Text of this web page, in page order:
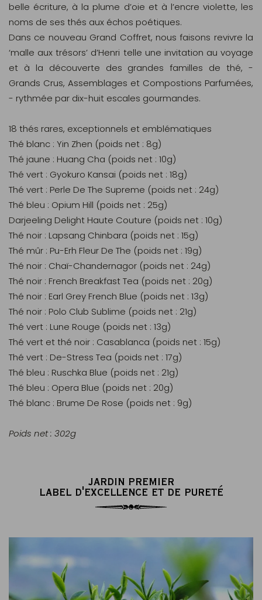
belle écriture, à la plume d’oie et à l’encre violette, les
noms de ses thés aux échos poétiques.
Dans ce nouveau Grand Coffret, nous faisons revivre la
‘malle aux trésors’ d’Henri telle une invitation au voyage
et à la découverte des grandes familles de thé, -
Grands Crus, Assemblages et Compostions Parfumées,
- rythmée par dix-huit escales gourmandes.
18 thés rares, exceptionnels et emblématiques
Thé blanc : Yin Zhen (poids net : 8g)
Thé jaune : Huang Cha (poids net : 10g)
Thé vert : Gyokuro Kansai (poids net : 18g)
Thé vert : Perle De The Supreme (poids net : 24g)
Thé bleu : Opium Hill (poids net : 25g)
Darjeeling Delight Haute Couture (poids net : 10g)
Thé noir : Lapsang Chinbara (poids net : 15g)
Thé mûr : Pu-Erh Fleur De The (poids net : 19g)
Thé noir : Chaï-Chandernagor (poids net : 24g)
Thé noir : French Breakfast Tea (poids net : 20g)
Thé noir : Earl Grey French Blue (poids net : 13g)
Thé noir : Polo Club Sublime (poids net : 21g)
Thé vert : Lune Rouge (poids net : 13g)
Thé vert et thé noir : Casablanca (poids net : 15g)
Thé vert : De-Stress Tea (poids net : 17g)
Thé bleu : Ruschka Blue (poids net : 21g)
Thé bleu : Opera Blue (poids net : 20g)
Thé blanc : Brume De Rose (poids net : 9g)
Poids net : 302g
JARDIN PREMIER
LABEL D'EXCELLENCE ET DE PURETÉ